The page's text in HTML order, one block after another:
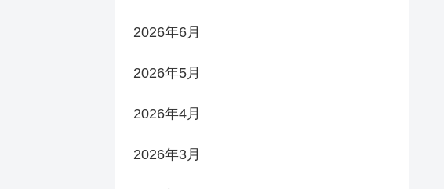
2026年6月
2026年5月
2026年4月
2026年3月